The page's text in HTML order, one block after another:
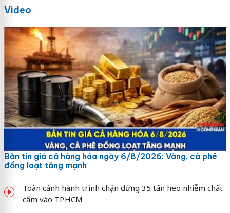
Video
Bản tin giá cả hàng hóa ngày 6/8/2026: Vàng, cà phê
đồng loạt tăng mạnh
Toàn cảnh hành trình chặn đứng 35 tấn heo nhiễm chất
cấm vào TP.HCM